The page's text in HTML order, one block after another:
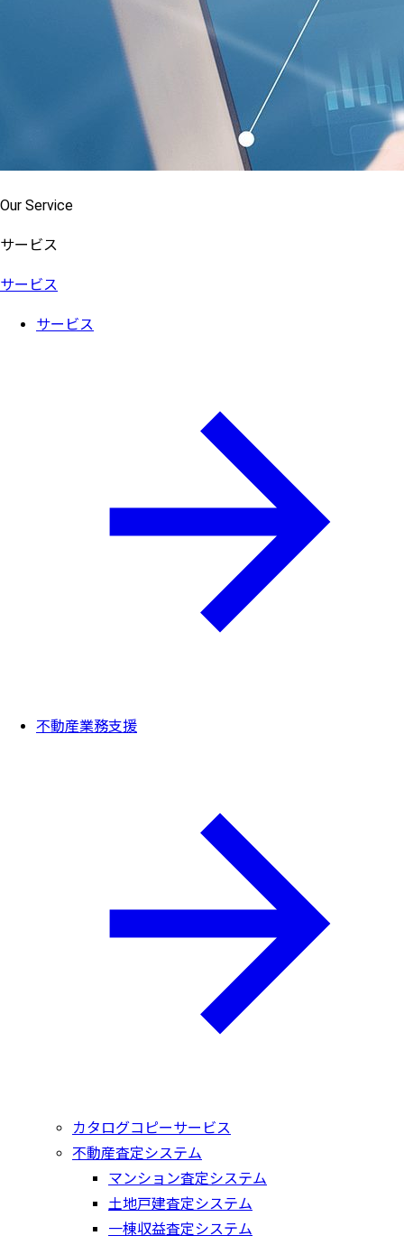
Our Service
サービス
サービス
サービス
不動産業務支援
カタログコピーサービス
不動産査定システム
マンション査定システム
土地戸建査定システム
一棟収益査定システム